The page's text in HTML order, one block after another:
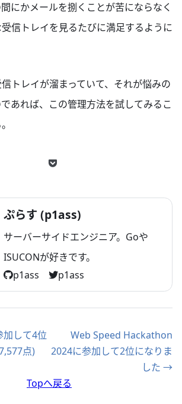
にかメールを捌くことが苦にならなく
信トレイを見るたびに満足するように
トレイが溜まっていて、それが悩みの
あれば、この管理方法を試してみるこ
ぷらす (p1ass)
サーバーサイドエンジニア。Goや
ISUCONが好きです。
p1ass
p1ass
して4位
点)
Web Speed Hackathon
2024に参加して2位になりま
した →
Topへ戻る